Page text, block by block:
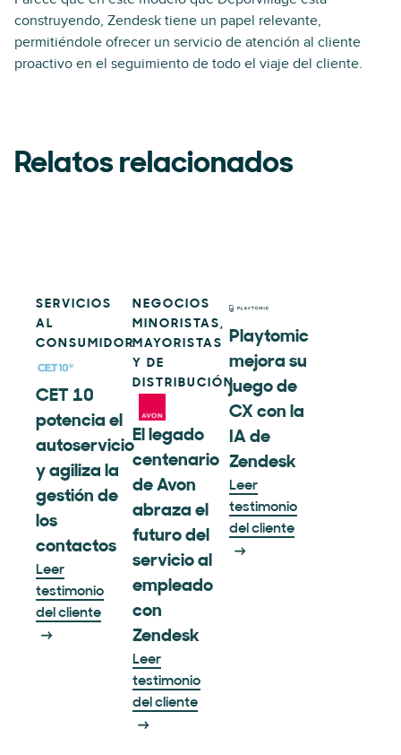
construyendo, Zendesk tiene un papel relevante,
permitiéndole ofrecer un servicio de atención al cliente
proactivo en el seguimiento de todo el viaje del cliente.
Relatos relacionados
SERVICIOS
AL
CONSUMIDOR
CET 10
potencia el
autoservicio
y agiliza la
gestión de
los
contactos
Leer
testimonio
del cliente
NEGOCIOS
MINORISTAS,
MAYORISTAS
Y DE
DISTRIBUCIÓN
El legado
centenario
de Avon
abraza el
futuro del
servicio al
empleado
con
Zendesk
Leer
testimonio
del cliente
Playtomic
mejora su
juego de
CX con la
IA de
Zendesk
Leer
testimonio
del cliente